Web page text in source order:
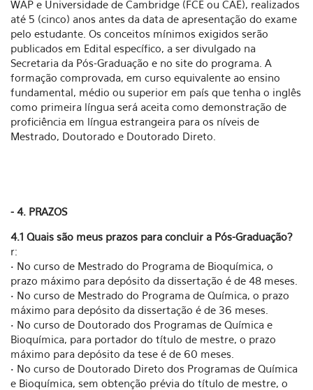
WAP e Universidade de Cambridge (FCE ou CAE), realizados
até 5 (cinco) anos antes da data de apresentação do exame
pelo estudante. Os conceitos mínimos exigidos serão
publicados em Edital específico, a ser divulgado na
Secretaria da Pós-Graduação e no site do programa. A
formação comprovada, em curso equivalente ao ensino
fundamental, médio ou superior em país que tenha o inglês
como primeira língua será aceita como demonstração de
proficiência em língua estrangeira para os níveis de
Mestrado, Doutorado e Doutorado Direto.
- 4. PRAZOS
4.1 Quais são meus prazos para concluir a Pós-Graduação?
r:
• No curso de Mestrado do Programa de Bioquímica, o
prazo máximo para depósito da dissertação é de 48 meses.
• No curso de Mestrado do Programa de Química, o prazo
máximo para depósito da dissertação é de 36 meses.
• No curso de Doutorado dos Programas de Química e
Bioquímica, para portador do título de mestre, o prazo
máximo para depósito da tese é de 60 meses.
• No curso de Doutorado Direto dos Programas de Química
e Bioquímica, sem obtenção prévia do título de mestre, o